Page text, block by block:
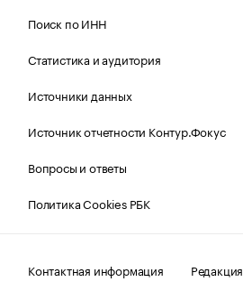
Поиск по ИНН
Статистика и аудитория
Источники данных
Источник отчетности Контур.Фокус
Вопросы и ответы
Политика Cookies РБК
Контактная информация
Редакция